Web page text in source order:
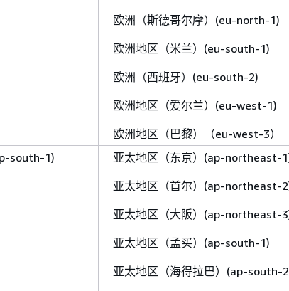
欧洲（斯德哥尔摩）(eu-north-1)
欧洲地区（米兰）(eu-south-1)
欧洲（西班牙）(eu-south-2)
欧洲地区（爱尔兰）(eu-west-1)
欧洲地区（巴黎）（eu-west-3）
south-1)
亚太地区（东京）(ap-northeast-
亚太地区（首尔）(ap-northeast-
亚太地区（大阪）(ap-northeast-
亚太地区（孟买）(ap-south-1)
亚太地区（海得拉巴）(ap-south-